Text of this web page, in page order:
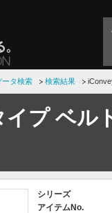
ータ検索 検索結果
プ ベル
シリーズ
アイテムNo.